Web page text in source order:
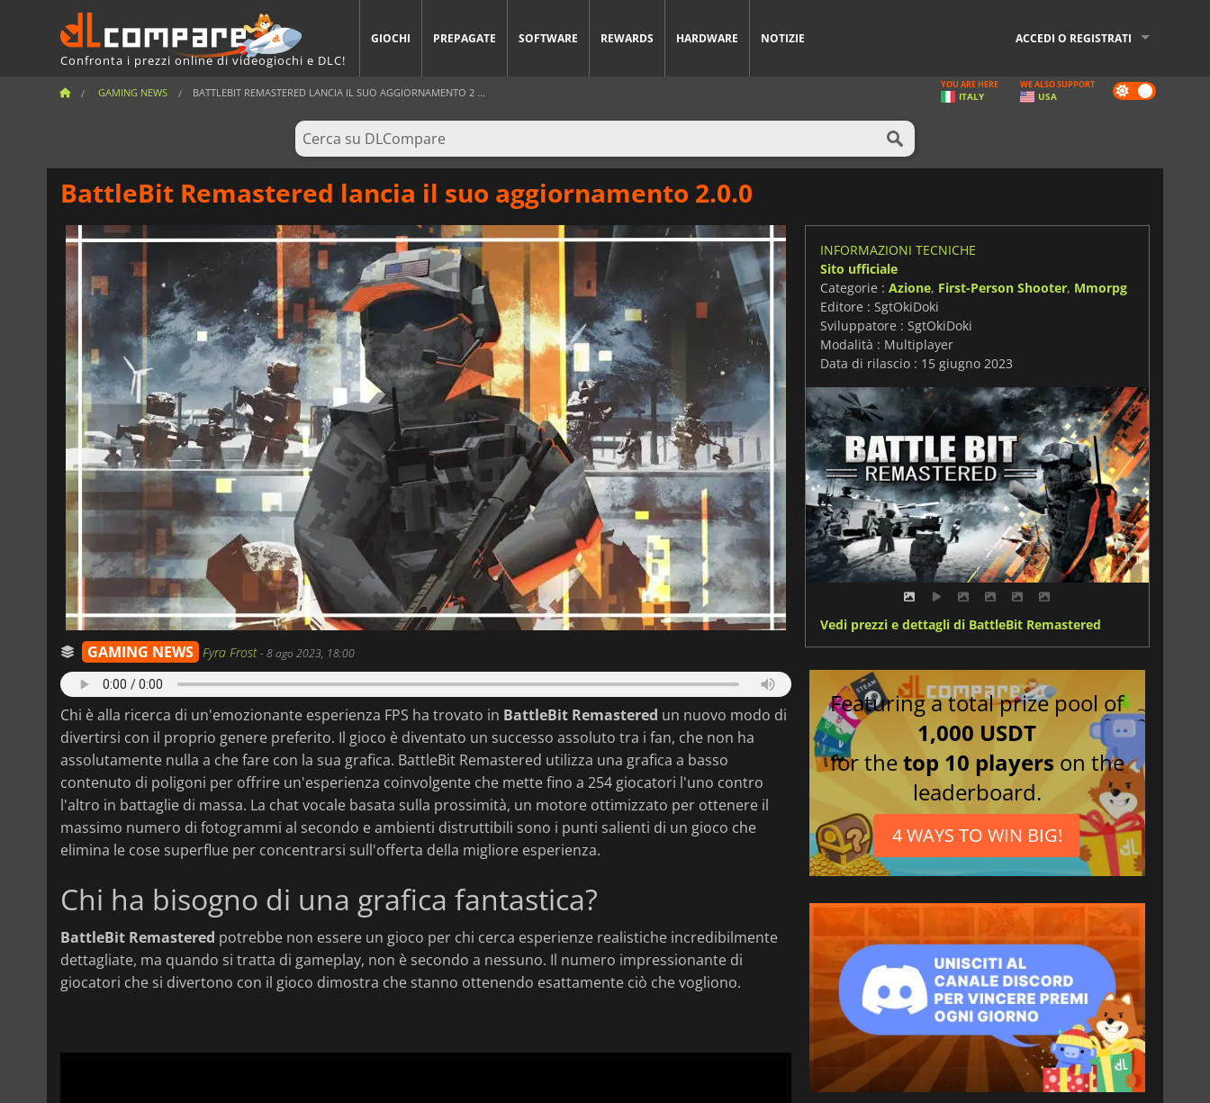
Confronta i prezzi online di videogiochi e DLC!
GIOCHI PREPAGATE SOFTWARE REWARDS HARDWARE NOTIZIE ACCEDI O REGISTRATI
GAMING NEWS BATTLEBIT REMASTERED LANCIA IL SUO AGGIORNAMENTO 2 ... Dark
mode
YOU ARE HERE
ITALY
WE ALSO SUPPORT
USA
BattleBit Remastered lancia il suo aggiornamento 2.0.0
GAMING NEWS Fyra Frost-8 ago 2023, 18:00
Chi è alla ricerca di un'emozionante esperienza FPS ha trovato in BattleBit Remastered un nuovo modo di
divertirsi con il proprio genere preferito. Il gioco è diventato un successo assoluto tra i fan, che non ha
assolutamente nulla a che fare con la sua grafica. BattleBit Remastered utilizza una grafica a basso
contenuto di poligoni per offrire un'esperienza coinvolgente che mette fino a 254 giocatori l'uno contro
l'altro in battaglie di massa. La chat vocale basata sulla prossimità, un motore ottimizzato per ottenere il
massimo numero di fotogrammi al secondo e ambienti distruttibili sono i punti salienti di un gioco che
elimina le cose superflue per concentrarsi sull'offerta della migliore esperienza.
Chi ha bisogno di una grafica fantastica?
BattleBit Remastered potrebbe non essere un gioco per chi cerca esperienze realistiche incredibilmente
dettagliate, ma quando si tratta di gameplay, non è secondo a nessuno. Il numero impressionante di
giocatori che si divertono con il gioco dimostra che stanno ottenendo esattamente ciò che vogliono.
INFORMAZIONI TECNICHE
Sito ufficiale
Categorie : Azione, First-Person Shooter, Mmorpg
Editore : SgtOkiDoki
Sviluppatore : SgtOkiDoki
Modalità : Multiplayer
Data di rilascio : 15 giugno 2023
Vedi prezzi e dettagli di BattleBit Remastered
Featuring a total prize pool of
1,000 USDT
for thetop 10 players on the
leaderboard.
4 WAYS TO WIN BIG!